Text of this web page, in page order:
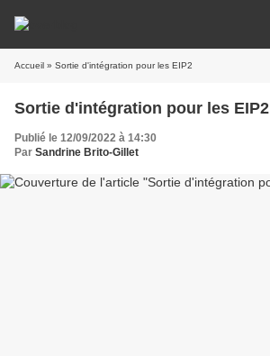
Accueil » Sortie d'intégration pour les EIP2
Sortie d'intégration pour les EIP2
Publié le 12/09/2022 à 14:30
Par Sandrine Brito-Gillet